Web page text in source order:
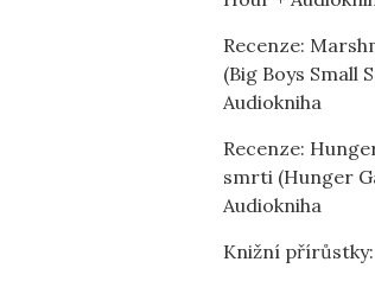
Recenze:
(Big Boys Small
Audiokniha
Recenze:
smrti (Hunger
Audiokniha
Knižní přírůstky: